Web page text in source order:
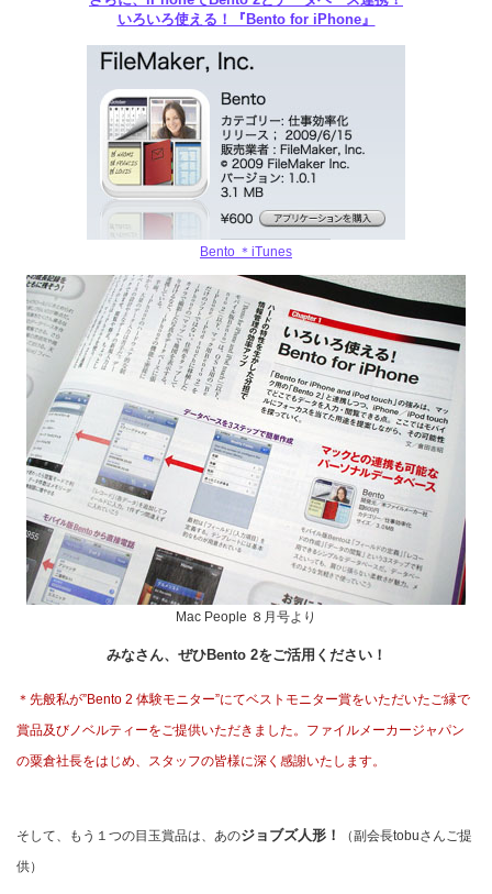
いろいろ使える！『Bento for iPhone』
Bento ＊iTunes
Mac People ８月号より
みなさん、ぜひBento 2をご活用ください！
＊先般私が”Bento 2 体験モニター”にてベストモニター賞をいただいたご縁で
賞品及びノベルティーをご提供いただきました。ファイルメーカージャパン
の粟倉社長をはじめ、スタッフの皆様に深く感謝いたします。
そして、もう１つの目玉賞品は、あのジョブズ人形！
（副会長tobuさんご提
供）